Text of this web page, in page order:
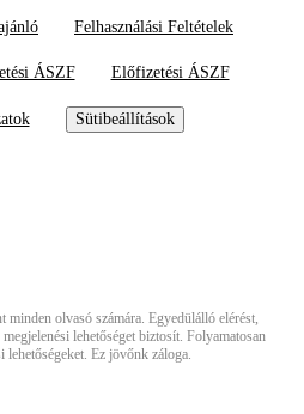
Felhasználási Feltételek
ÁSZF Előfizetési ÁSZF
Sütibeállítások
olvasó számára. Egyedülálló elérést,
lehetőséget biztosít. Folyamatosan
Ez jövőnk záloga.